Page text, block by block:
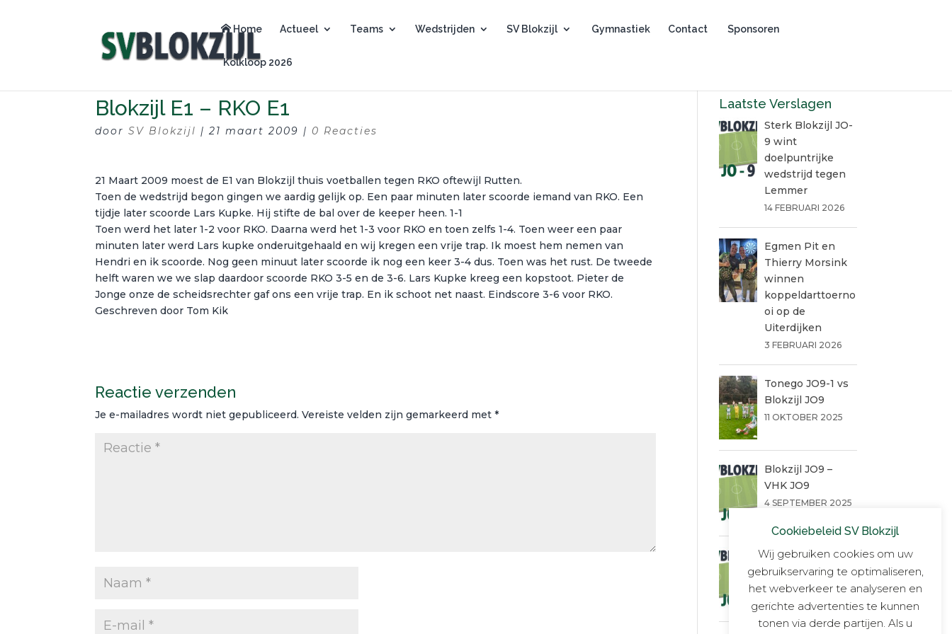
Home Actueel Teams Wedstrijden SV Blokzijl Gymnastiek Contact Sponsoren
Kolkloop 2026
Blokzijl E1 – RKO E1
doorSV Blokzijl |21 maart 2009 | 0 Reacties
21 Maart 2009 moest de E1 van Blokzijl thuis voetballen tegen RKO oftewijl Rutten.
Toen de wedstrijd begon gingen we aardig gelijk op. Een paar minuten later scoorde iemand van RKO. Een
tijdje later scoorde Lars Kupke. Hij stifte de bal over de keeper heen. 1-1
Toen werd het later 1-2 voor RKO. Daarna werd het 1-3 voor RKO en toen zelfs 1-4. Toen weer een paar
minuten later werd Lars kupke onderuitgehaald en wij kregen een vrije trap. Ik moest hem nemen van
Hendri en ik scoorde. Nog geen minuut later scoorde ik nog een keer 3-4 dus. Toen was het rust. De tweede
helft waren we we slap daardoor scoorde RKO 3-5 en de 3-6. Lars Kupke kreeg een kopstoot. Pieter de
Jonge onze de scheidsrechter gaf ons een vrije trap. En ik schoot net naast. Eindscore 3-6 voor RKO.
Geschreven door Tom Kik
Reactie verzenden
Je e-mailadres wordt niet gepubliceerd. Vereiste velden zijn gemarkeerd met*
Laatste Verslagen
Sterk Blokzijl JO-
9 wint
doelpuntrijke
wedstrijd tegen
Lemmer
14 FEBRUARI 2026
Egmen Pit en
Thierry Morsink
winnen
koppeldarttoerno
oi op de
Uiterdijken
3 FEBRUARI 2026
Tonego JO9-1 vs
Blokzijl JO9
11 OKTOBER 2025
Blokzijl JO9 –
VHK JO9
4 SEPTEMBER 2025
Een warme
succesvolle dag!!
14 JUNI 2025
Cookiebeleid SV Blokzijl
Wij gebruiken cookies om uw
gebruikservaring te optimaliseren,
het webverkeer te analyseren en
gerichte advertenties te kunnen
tonen via derde partijen. Als u